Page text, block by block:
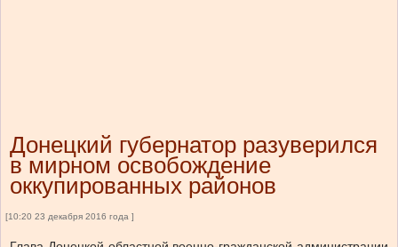
Донецкий губернатор разуверился
в мирном освобождение
оккупированных районов
[10:20 23 декабря 2016 года ]